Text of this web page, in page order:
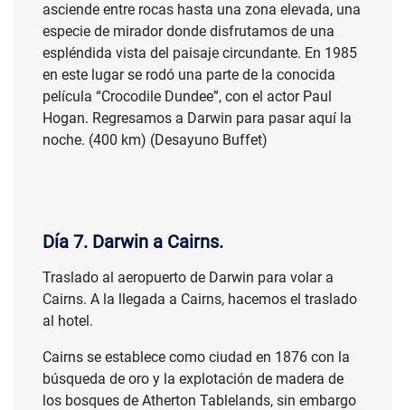
asciende entre rocas hasta una zona elevada, una
especie de mirador donde disfrutamos de una
espléndida vista del paisaje circundante. En 1985
en este lugar se rodó una parte de la conocida
película “Crocodile Dundee”, con el actor Paul
Hogan. Regresamos a Darwin para pasar aquí la
noche. (400 km) (Desayuno Buffet)
Día 7. Darwin a Cairns.
Traslado al aeropuerto de Darwin para volar a
Cairns. A la llegada a Cairns, hacemos el traslado
al hotel.
Cairns se establece como ciudad en 1876 con la
búsqueda de oro y la explotación de madera de
los bosques de Atherton Tablelands, sin embargo